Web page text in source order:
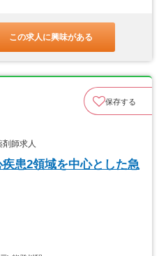
この求人に興味がある
保存する
師求人
疾患2領域を中心とした急